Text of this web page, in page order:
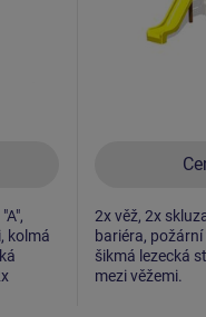
kolmá
2x věž, 2x
bariéra,
šikmá lezecká
mezi věžemi.